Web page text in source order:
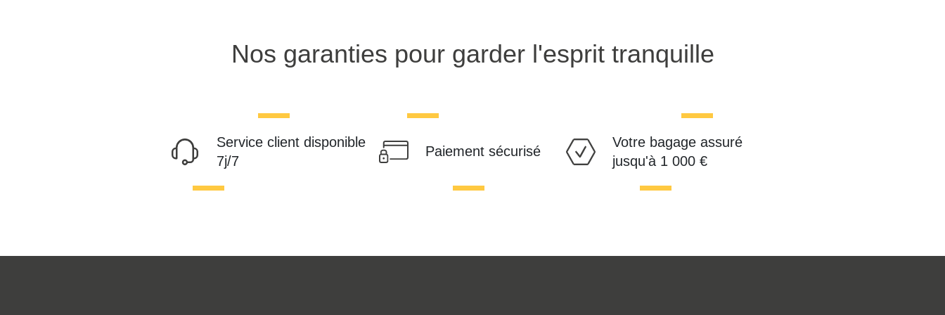
Nos garanties pour garder l'esprit tranquille
Service client disponible
7j/7
Paiement sécurisé
Votre bagage assuré
jusqu'à 1 000 €